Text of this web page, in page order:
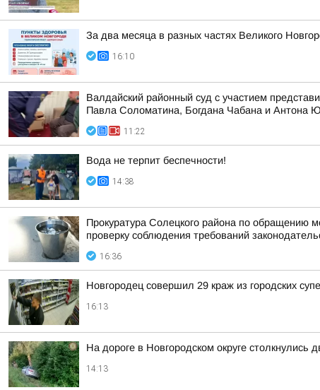
За два месяца в разных частях Великого
16:10
Валдайский районный суд с участием
Павла Соломатина, Богдана Чабана и Антона
11:22
Вода не терпит беспечности!
14:38
Прокуратура Солецкого района по обращению
проверку соблюдения требований
16:36
Новгородец совершил 29 краж из городских
16:13
На дороге в Новгородском округе столкнулись
14:13